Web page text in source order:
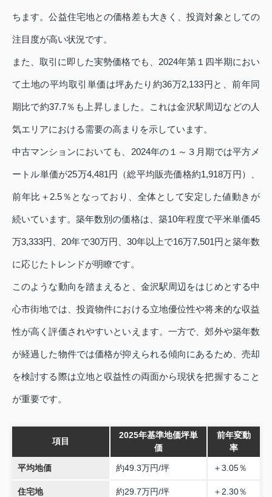
ちます。公益住宅地との価格差も大きく、投資対象としての
注目度が高い状況です。
また、取引に即した実勢価格でも、2024年第１四半期におい
て土地の平均取引単価は坪あたり約36万2,133円と、前年同
期比で約37.7％も上昇しました。これは金沢駅周辺などの人
気エリアにおける需要の高まりを示しています。
中古マンションにおいても、2024年の１～３月期では平方メ
ートル単価が25万4,481円（総平均販売価格約1,918万円）、
前年比＋2.5％となっており、全体として安定した値動きが
続いています。築年数別の価格は、築10年程度で平米単価45
万3,333円、20年で30万円、30年以上で16万7,501円と築年数
に応じたトレンドが明瞭です。
このような動向を踏まえると、金沢駅周辺をはじめとする中
心市街地では、投資物件における立地優位性や将来的な収益
性が高く評価されやすいといえます。一方で、郊外や築年数
が経過した物件では価格が抑えられる傾向にあるため、売却
を検討する際は立地と収益性の両面から現状を把握すること
が重要です。
項目
2025年基準地価坪単
価
前年変動
率
平均地価 約49.3万円/坪 ＋3.05％
住宅地 約29.7万円/坪 ＋2.30％